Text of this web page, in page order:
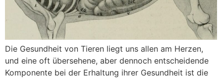
Die Gesundheit von Tieren liegt uns allen am Herzen,
und eine oft übersehene, aber dennoch entscheidende
Komponente bei der Erhaltung ihrer Gesundheit ist die